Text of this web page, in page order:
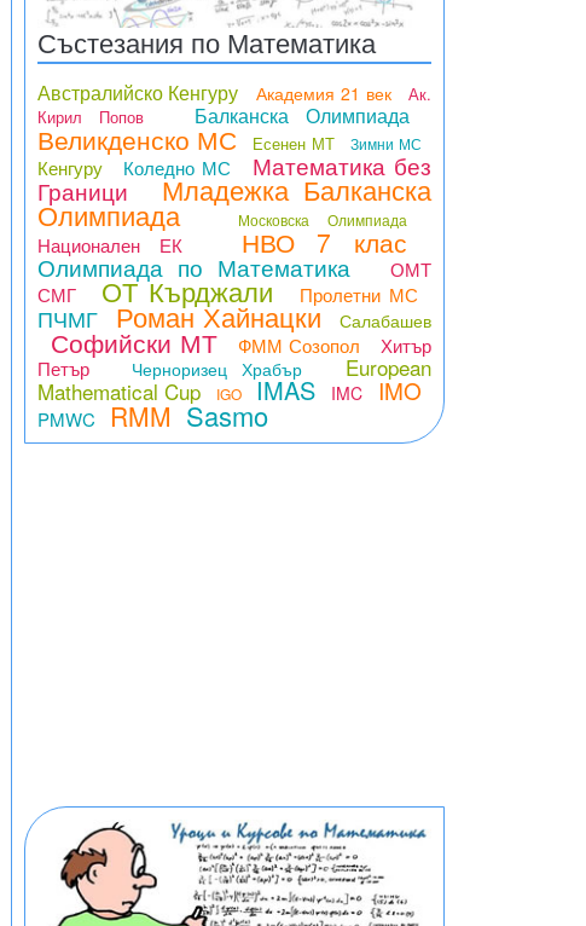
Състезания по Математика
Австралийско Кенгуру Академия 21 век
Ак.
Кирил Попов
Балканска Олимпиада
Великденско МС Есенен МТ Зимни МС
Кенгуру Коледно МС Математика без
Граници Младежка Балканска
Олимпиада Московска Олимпиада
Национален ЕК НВО 7 клас
Олимпиада по Математика
ОМТ
СМГ
ОТ Кърджали Пролетни МС
ПЧМГ Роман Хайнацки Салабашев
Софийски МТ ФММ Созопол
Хитър
Петър
Черноризец Храбър
European
Mathematical Cup
IGO IMAS IMC IMO
PMWC RMM Sasmo